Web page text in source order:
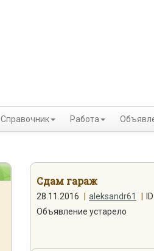
Справочник Работа
Сдам гараж
28.11.2016 aleksandr61
Объявление устарело